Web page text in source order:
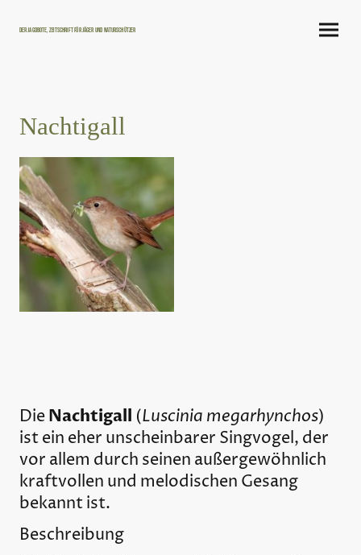
Der Jagdbote, Zeitschrift für Jäger und Naturschützer
Nachtigall
DieNachtigall (Luscinia megarhynchos)
ist ein eher unscheinbarer Singvogel, der
vor allem durch seinen außergewöhnlich
kraftvollen und melodischen Gesang
bekannt ist.
Beschreibung